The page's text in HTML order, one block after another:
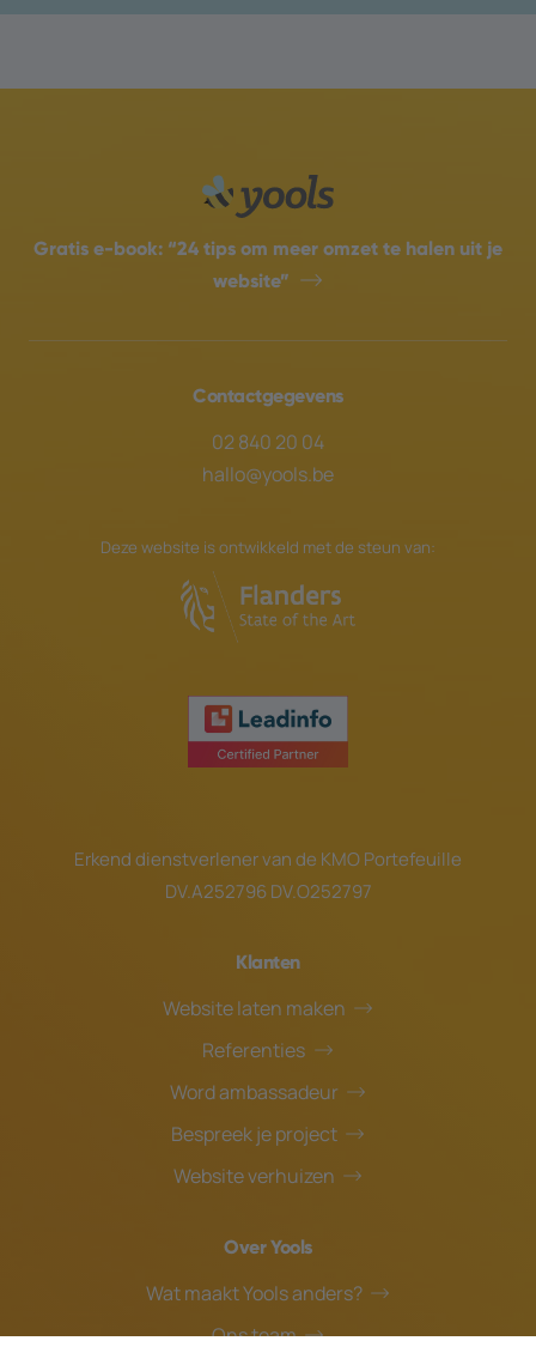
Gratis e-book: “24 tips om meer omzet te halen uit je
website”
Contactgegevens
02 840 20 04
hallo@yools.be
Deze website is ontwikkeld met de steun van:
Erkend dienstverlener van de KMO Portefeuille
DV.A252796 DV.O252797
Klanten
Website laten maken
Referenties
Word ambassadeur
Bespreek je project
Website verhuizen
Over Yools
Wat maakt Yools anders?
Ons team